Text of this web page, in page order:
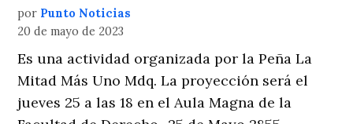
por Punto Noticias
20 de mayo de 2023
Es una actividad organizada por la Peña La
Mitad Más Uno Mdq. La proyección será el
jueves 25 a las 18 en el Aula Magna de la